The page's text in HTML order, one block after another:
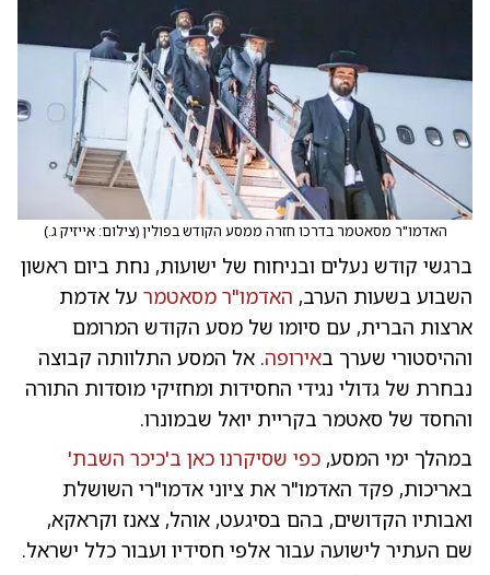
האדמו"ר מסאטמר בדרכו חזרה ממסע הקודש בפולין(צילום: אייזיק ג.)
ברגשי קודש נעלים ובניחוח של ישועות, נחת ביום ראשון
השבוע בשעות הערב, האדמו"ר מסאטמר על אדמת
ארצות הברית, עם סיומו של מסע הקודש המרומם
וההיסטורי שערך באירופה. אל המסע התלוותה קבוצה
נבחרת של גדולי נגידי החסידות ומחזיקי מוסדות התורה
והחסד של סאטמר בקריית יואל שבמונרו.
במהלך ימי המסע, כפי שסיקרנו כאן ב'כיכר השבת'
באריכות, פקד האדמו"ר את ציוני אדמו"רי השושלת
ואבותיו הקדושים, בהם בסיגעט, אוהל, צאנז וקראקא,
שם העתיר לישועה עבור אלפי חסידיו ועבור כלל ישראל.